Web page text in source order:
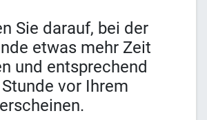
Sie darauf, bei der
etwas mehr Zeit
und entsprechend
vor Ihrem